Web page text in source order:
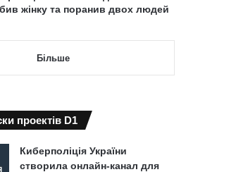
жінку та поранив двох людей
Більше
проектів D1
Киберполіція України
створила онлайн-канал для